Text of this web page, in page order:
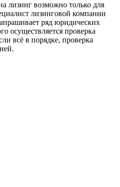
лизинг возможно только для
лизинговой компании
ряд юридических
осуществляется проверка
всё в порядке, проверка